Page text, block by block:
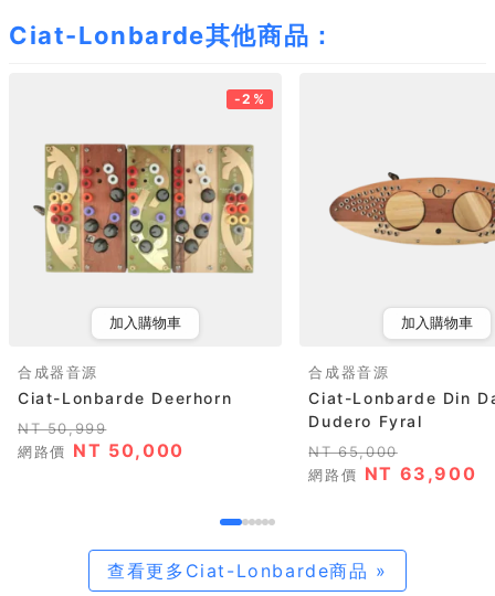
Ciat-Lonbarde其他商品：
-2%
加入購物車
合成器音源
Ciat-Lonbarde Deerhorn
NT 50,999
網路價 NT 50,000
加入購物車
合成器音源
Ciat-Lonbarde Din
Dudero Fyral
NT 65,000
網路價 NT 63,900
查看更多Ciat-Lonbarde商品 »